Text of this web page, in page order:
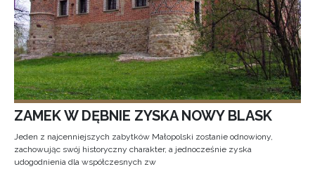
ZAMEK W DĘBNIE ZYSKA NOWY BLASK
Jeden z najcenniejszych zabytków Małopolski zostanie odnowiony,
zachowując swój historyczny charakter, a jednocześnie zyska
udogodnienia dla współczesnych zw